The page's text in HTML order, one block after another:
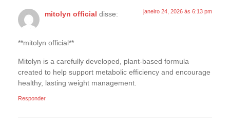
mitolyn official disse: janeiro 24, 2026 às 6:13 pm
**mitolyn official**
Mitolyn is a carefully developed, plant-based formula
created to help support metabolic efficiency and encourage
healthy, lasting weight management.
Responder